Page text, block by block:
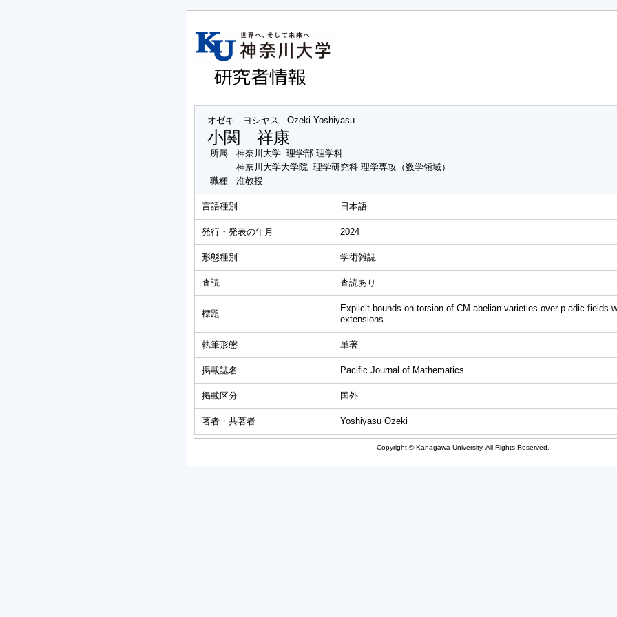
オゼキ ヨシヤス Ozeki Yoshiyasu
小関 祥康
所属
神奈川大学 理学部 理学科
神奈川大学大学院 理学研究科 理学専攻（数学領域）
職種
准教授
言語種別 日本語
発行・発表の年月 2024
形態種別 学術雑誌
査読 査読あり
標題
Explicit bounds on torsion of CM abelian varieties over p-adic fields
extensions
執筆形態 単著
掲載誌名 Pacific Journal of Mathematics
掲載区分 国外
著者・共著者 Yoshiyasu Ozeki
Copyright © Kanagawa University. All Rights Reserved.